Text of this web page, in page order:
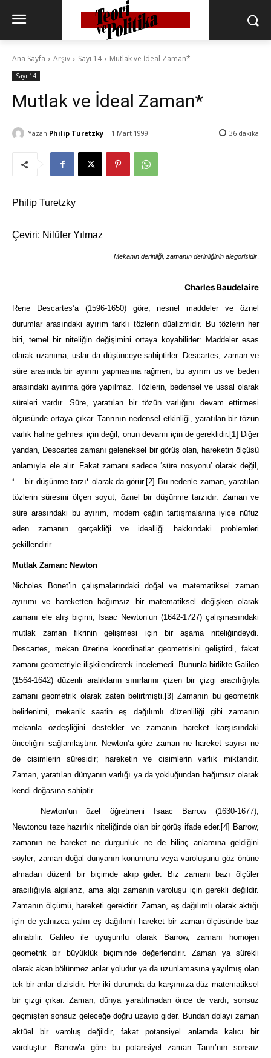
Ana Sayfa Arşiv Sayı 14 Mutlak ve İdeal Zaman*
Sayı 14
Mutlak ve İdeal Zaman*
Yazan Philip Turetzky 1 Mart 1999 36 dakika
Philip Turetzky
Çeviri: Nilüfer Yılmaz
Mekanın derinliği, zamanın derinliğinin alegorisidir
Charles Baudelaire
Rene Descartes’a (1596-1650) göre, nesnel maddeler ve öznel
durumlar arasındaki ayırım farklı tözlerin düalizmidir. Bu tözlerin her
biri, temel bir niteliğin değişimini ortaya koyabilirler: Maddeler esas
olarak uzanıma; uslar da düşünceye sahiptirler. Descartes, zaman ve
süre arasında bir ayırım yapmasına rağmen, bu ayırım us ve beden
arasındaki ayırıma göre yapılmaz. Tözlerin, bedensel ve ussal olarak
süreleri vardır. Süre, yaratılan bir tözün varlığını devam ettirmesi
ölçüsünde ortaya çıkar. Tanrının nedensel etkinliği, yaratılan bir tözün
varlık haline gelmesi için değil, onun devamı için de gereklidir. [1] Diğer
yandan, Descartes zamanı geleneksel bir görüş olan, hareketin ölçüsü
anlamıyla ele alır. Fakat zamanı sadece ‘süre nosyonu’ olarak değil,
‘… bir düşünme tarzı‘ olarak da görür. [2] Bu nedenle zaman, yaratılan
tözlerin süresini ölçen soyut, öznel bir düşünme tarzıdır. Zaman ve
süre arasındaki bu ayırım, modern çağın tartışmalarına iyice nüfuz
eden zamanın gerçekliği ve idealliği hakkındaki problemleri
şekillendirir.
Mutlak Zaman: Newton
Nicholes Bonet’in çalışmalarındaki doğal ve matematiksel zaman
ayırımı ve hareketten bağımsız bir matematiksel değişken olarak
zamanı ele alış biçimi, Isaac Newton’un (1642-1727) çalışmasındaki
mutlak zaman fikrinin gelişmesi için bir aşama niteliğindeydi.
Descartes, mekan üzerine koordinatlar geometrisini geliştirdi, fakat
zamanı geometriyle ilişkilendirerek incelemedi. Bununla birlikte Galileo
(1564-1642) düzenli aralıkların sınırlarını çizen bir çizgi aracılığıyla
zamanı geometrik olarak zaten belirtmişti. [3] Zamanın bu geometrik
belirlenimi, mekanik saatin eş dağılımlı düzenliliği gibi zamanın
mekanla özdeşliğini destekler ve zamanın hareket karşısındaki
önceliğini sağlamlaştırır. Newton’a göre zaman ne hareket sayısı ne
de cisimlerin süresidir; hareketin ve cisimlerin varlık miktarıdır.
Zaman, yaratılan dünyanın varlığı ya da yokluğundan bağımsız olarak
kendi doğasına sahiptir.
Newton’un özel öğretmeni Isaac Barrow (1630-1677),
Newtoncu teze hazırlık niteliğinde olan bir görüş ifade eder. [4] Barrow,
zamanın ne hareket ne durgunluk ne de bilinç anlamına geldiğini
söyler; zaman doğal dünyanın konumunu veya varoluşunu göz önüne
almadan düzenli bir biçimde akıp gider. Biz zamanı bazı ölçüler
aracılığıyla algılarız, ama algı zamanın varoluşu için gerekli değildir.
Zamanın ölçümü, hareketi gerektirir. Zaman, eş dağılımlı olarak aktığı
için de yalnızca yalın eş dağılımlı hareket bir zaman ölçüsünde baz
alınabilir. Galileo ile uyuşumlu olarak Barrow, zamanı homojen
geometrik bir büyüklük biçiminde değerlendirir. Zaman ya sürekli
olarak akan bölünmez anlar yoludur ya da uzunlamasına yayılmış olan
tek bir anlar dizisidir. Her iki durumda da karşımıza düz matematiksel
bir çizgi çıkar. Zaman, dünya yaratılmadan önce de vardı; sonsuz
geçmişten sonsuz geleceğe doğru uzayıp gider. Bundan dolayı zaman
aktüel bir varoluş değildir, fakat potansiyel anlamda kalıcı bir
varoluştur. Barrow’a göre bu potansiyel zaman Tanrı’nın sonsuz